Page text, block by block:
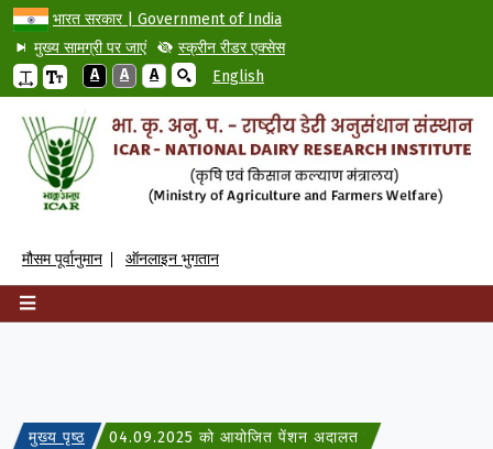
भारत सरकार | Government of India
मुख्य सामग्री पर जाएं
स्क्रीन रीडर एक्सेस
A
A A English
मौसम पूर्वानुमान ऑनलाइन भुगतान
मुख्य पृष्ठ 04.09.2025 को आयोजित पेंशन अदालत की कार्यवाही